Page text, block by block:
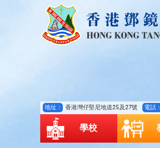
地址： 香港灣仔堅尼地道25及27號 電話：
學校